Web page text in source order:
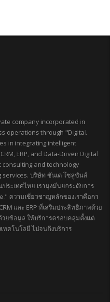
company incorporated in
operations through "Digital.
in integrating intelligent
ERP, and Data-Driven Digital
and technology
บริษัท ซันเด โซลูชันส์
ระเทศไทย เรามุ่งมั่นยกระดับการ
ความเชี่ยวชาญหลักของเราคือกา
และ ERP ที่เสริมประสิทธิภาพด้วย
ยข้อมูล ให้บริการครอบคลุมตั้งแต่
ทคโนโลยี ไปจนถึงบริการ